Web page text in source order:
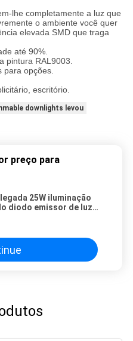
lhe completamente a luz que
o ambiente você quer
elevada SMD que traga
até 90%.
pintura RAL9003.
para opções.
escritório.
downlights levou
preço para
25W iluminação
diodo emissor de luz